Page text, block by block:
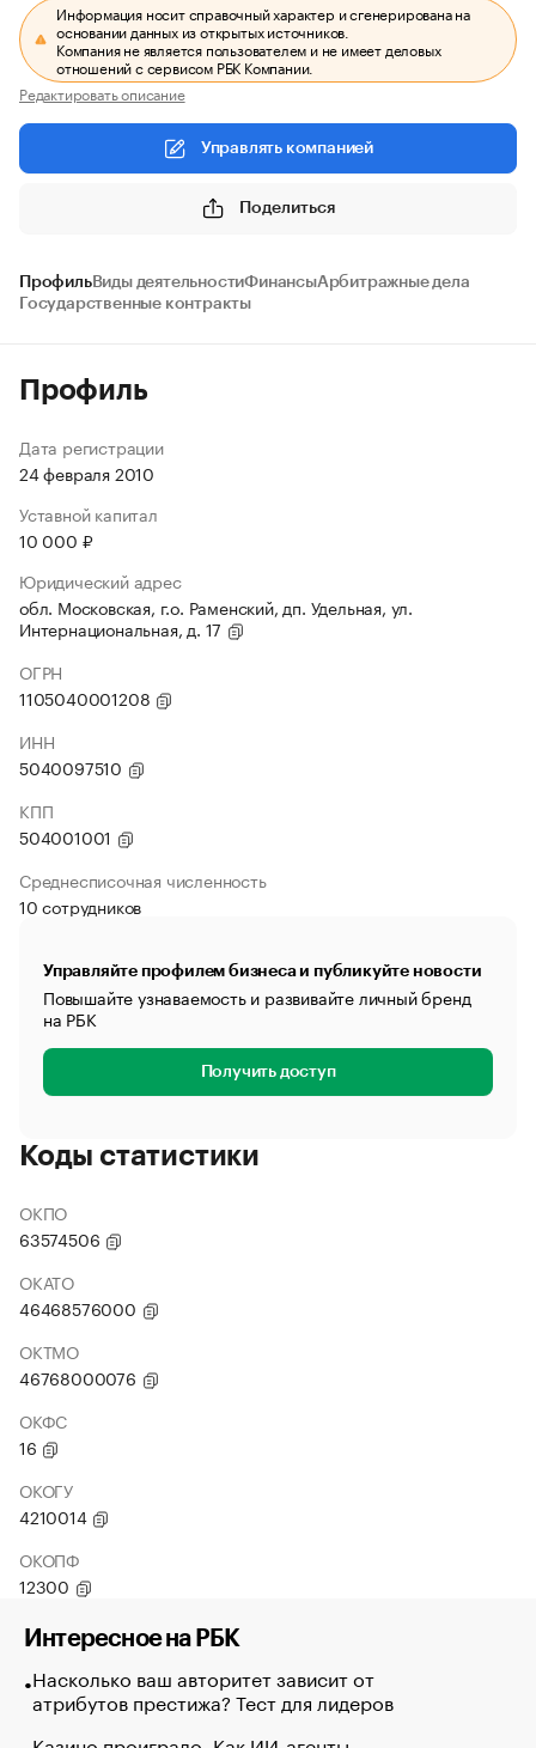
Информация носит справочный характер и сгенерирована на
основании данных из открытых источников.
Компания не является пользователем и не имеет деловых
отношений с сервисом РБК Компании.
Редактировать описание
Управлять компанией
Поделиться
ПрофильВиды деятельностиФинансыАрбитражные дела
Государственные контракты
Профиль
Дата регистрации
24 февраля 2010
Уставной капитал
10 000 ₽
Юридический адрес
обл. Московская, г.о. Раменский, дп. Удельная, ул.
Интернациональная, д. 17
ОГРН
1105040001208
ИНН
5040097510
КПП
504001001
Среднесписочная численность
10 сотрудников
Управляйте профилем бизнеса и публикуйте новости
Повышайте узнаваемость и развивайте личный бренд
на РБК
Получить доступ
Коды статистики
ОКПО
63574506
ОКАТО
46468576000
ОКТМО
46768000076
ОКФС
16
ОКОГУ
4210014
ОКОПФ
12300
Интересное на РБК
Насколько ваш авторитет зависит от
атрибутов престижа? Тест для лидеров